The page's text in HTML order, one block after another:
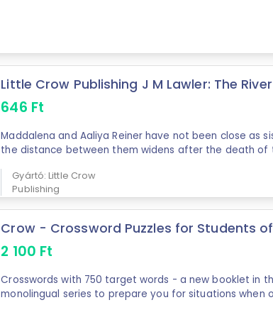
Little Crow Publishing J M Lawler: The
646 Ft
Maddalena and Aaliya Reiner have not been close as
the distance between them widens after the death of
Gyártó: Little Crow
Publishing
Crow - Crossword Puzzles for Students of
2 100 Ft
Crosswords with 750 target words - a new booklet in
monolingual series to prepare you for situations when